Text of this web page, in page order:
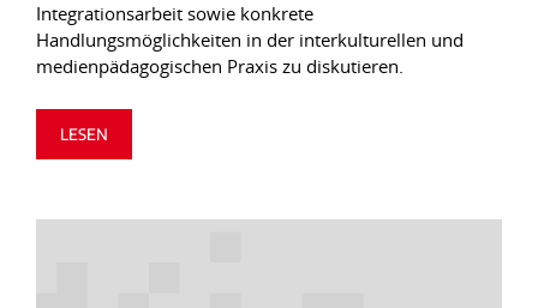
Integrationsarbeit sowie konkrete
Handlungsmöglichkeiten in der interkulturellen und
medienpädagogischen Praxis zu diskutieren.
LESEN